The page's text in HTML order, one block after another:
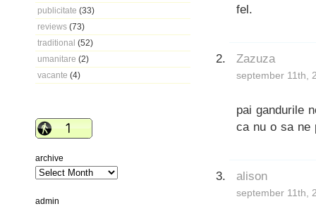
publicitate (33)
reviews (73)
traditional (52)
umanitare (2)
vacante (4)
archive
admin
fel.
Zazuza
september 11th,
pai gandurile
ca nu o sa ne
alison
september 11th,